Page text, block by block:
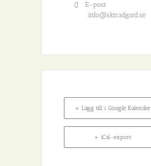
E-post
info@sktradgard.se
+ Lägg till i Google Kalender
+ iCal-export